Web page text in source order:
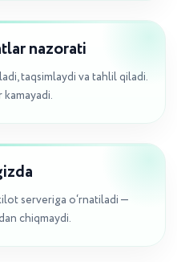
nazorati
taqsimlaydi va tahlil qiladi.
serveriga o‘rnatiladi —
chiqmaydi.